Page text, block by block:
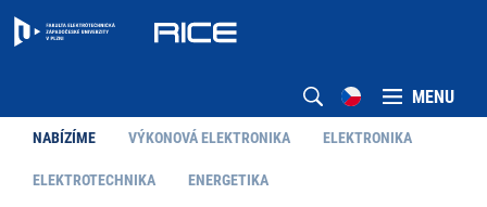
MENU
NABÍZÍME VÝKONOVÁ ELEKTRONIKA ELEKTRONIKA
ELEKTROTECHNIKA ENERGETIKA